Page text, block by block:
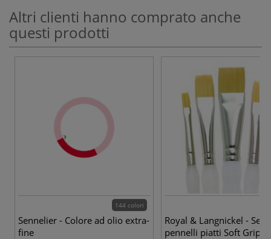
Altri clienti hanno comprato anche
questi prodotti
144 colori
Sennelier - Colore ad olio extra-
fine
Royal & Langnickel - Set
pennelli piatti Soft Grip